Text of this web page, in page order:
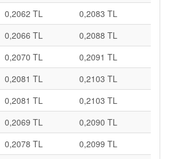
0,2062 TL
0,2083 TL
0,2066 TL
0,2088 TL
0,2070 TL
0,2091 TL
0,2081 TL
0,2103 TL
0,2081 TL
0,2103 TL
0,2069 TL
0,2090 TL
0,2078 TL
0,2099 TL